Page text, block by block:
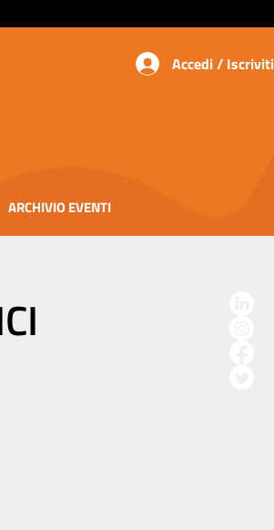
Accedi / Iscriviti
ARCHIVIO EVENTI